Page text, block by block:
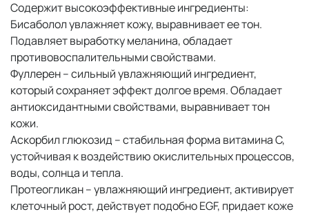
Содержит высокоэффективные ингредиенты:
Бисаболол увлажняет кожу, выравнивает ее тон.
Подавляет выработку меланина, обладает
противовоспалительными свойствами.
Фуллерен – сильный увлажняющий ингредиент,
который сохраняет эффект долгое время. Обладает
антиоксидантными свойствами, выравнивает тон
кожи.
Аскорбил глюкозид – стабильная форма витамина С,
устойчивая к воздействию окислительных процессов,
воды, солнца и тепла.
Протеогликан – увлажняющий ингредиент, активирует
клеточный рост, действует подобно EGF, придает коже